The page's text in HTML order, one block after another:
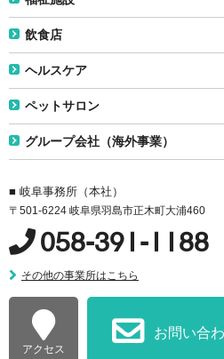
飲食店
ヘルスケア
ペットサロン
グループ会社（海外事業）
■ 岐阜事務所（本社）
〒501-6224 岐阜県羽島市正木町大浦460
058-391-1188
その他の事業所はこちら
アクセス
お問い合